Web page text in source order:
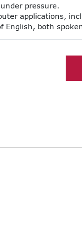
pressure.
applications,
English, both